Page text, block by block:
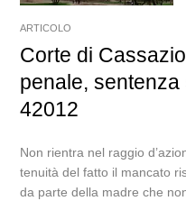
ARTICOLO
Corte di
penale,
42012
Non rientra nel raggio
tenuità del fatto il mancato
da parte della madre che